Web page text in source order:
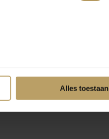
Alles toestaan